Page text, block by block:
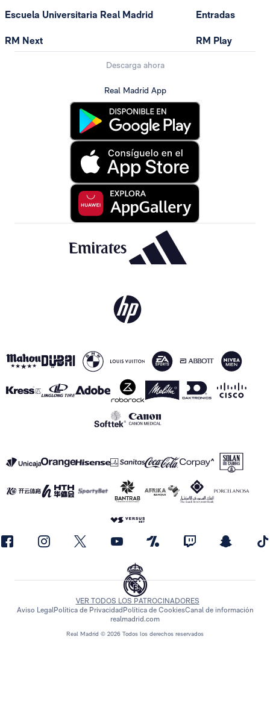
Escuela Universitaria Real Madrid
RM Next
Entradas
RM Play
Descarga ahora
Real Madrid App
Real Madrid © 2026 Todos los derechos reservados
VER TODOS LOS PATROCINADORES
Aviso LegalPolítica de Privacidad Política de CookiesCanal de información
realmadrid.com